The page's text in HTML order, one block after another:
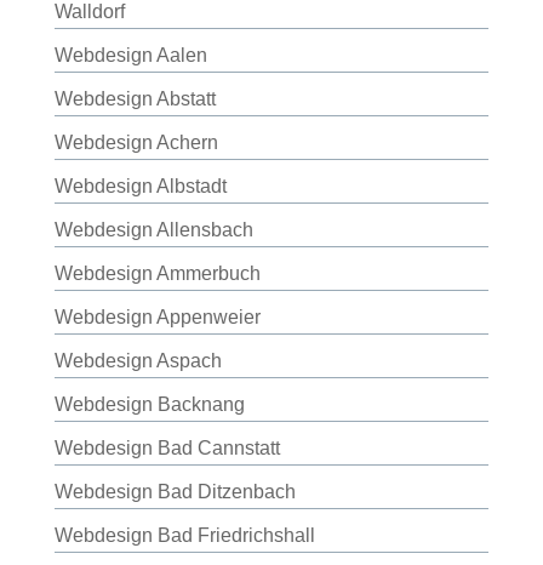
Walldorf
Webdesign Aalen
Webdesign Abstatt
Webdesign Achern
Webdesign Albstadt
Webdesign Allensbach
Webdesign Ammerbuch
Webdesign Appenweier
Webdesign Aspach
Webdesign Backnang
Webdesign Bad Cannstatt
Webdesign Bad Ditzenbach
Webdesign Bad Friedrichshall